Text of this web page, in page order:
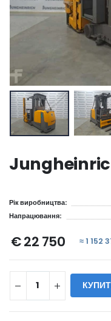
Рік виробництва:
Напрацювання:
€ 22 750 ≈ 1 152